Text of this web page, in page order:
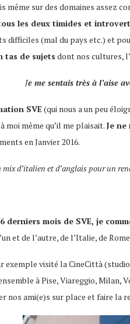
même sur des domaines assez
les deux timides et
difficiles (mal du pays etc.) et
tas de sujets dont nos cultures,
Je me sentais très à l’aise
SVE (qui nous a un peu
moi même qu’il me plaisait. Je
en Janvier 2016.
d’italien et d’anglais pour un
derniers mois de SVE, je
et de l’autre, de l’Italie, de
exemple visité la CineCittà
à Pise, Viareggio, Milan,
nos ami(e)s sur place et faire la